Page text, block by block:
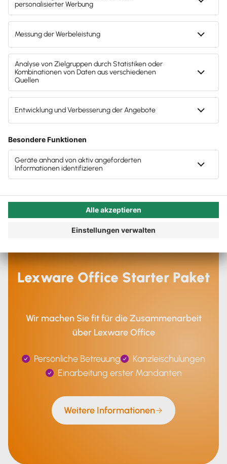
Überweisungentätigen Ihre Mandanten direkt aus
Lexware Office. Eingehende Zahlungengleicht
Lexware Office automatisch mit den offenen
Belegen ab, ordnet sie zu und gleicht den OPOS aus.
Differenzen aufgrund von Teilzahlungen oder Skonto
erfasst Lexware Office korrekt.
Lexware Office beendet so die Suche nach
Zahlungseingängen auf Kontoauszügen und die
können Ihre Mandanten als Online-Konto in Lexware
Office einbinden.
Jetzt Lexware Office selbst ausprobieren
Lexware Office Starter Paket
Wir machen Sie fit für die Zusammenarbeit
über Lexware Office
Persönliche Betreuung
Kanzleischulungen
Einarbeitung erster Mandanten
Weitere Informationen